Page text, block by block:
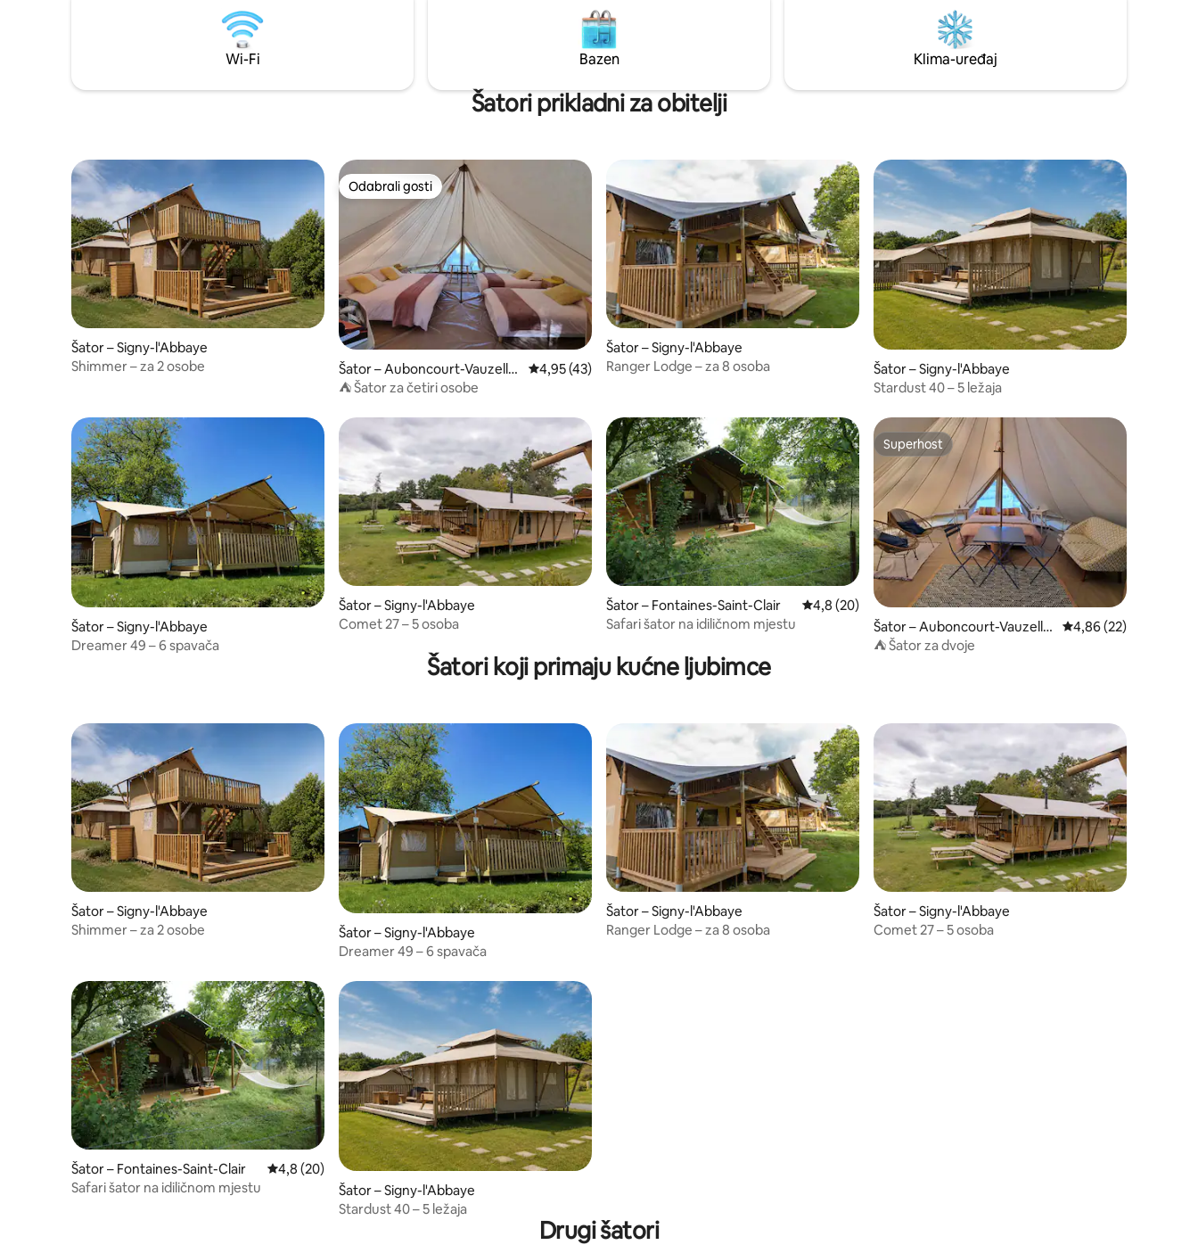
gostima) Privatni 🌳 prolaz do sjenovitog
kutka s pogledom na livadu i konje
bliže prirodi!
Wi-Fi Bazen Klima-uređaj
Šatori prikladni za obitelji
Šator – Signy-l'Abbaye
Shimmer – za 2 osobe
Odabrali gosti
Odabrali gosti
Šator – Auboncourt-Vauzelle
s
Prosječna ocjena: 4,95/5, recenzija: 43
4,95 (43)
⛺ Šator za četiri osobe
Šator – Signy-l'Abbaye
Ranger Lodge – za 8 osoba
Šator – Signy-l'Abbaye
Stardust 40 – 5 ležaja
Šator – Signy-l'Abbaye
Dreamer 49 – 6 spavača
Šator – Signy-l'Abbaye
Comet 27 – 5 osoba
Šator – Fontaines-Saint-Clair Prosječna ocjena: 4,8/5, recenzija: 20
4,8 (20)
Safari šator na idiličnom mjestu
Superhost
Superhost
Šator – Auboncourt-Vauzelle
s
Prosječna ocjena:
4,86 (22)
⛺ Šator za dvoje
Šatori koji primaju kućne ljubimce
Šator – Signy-l'Abbaye
Shimmer – za 2 osobe
Šator – Signy-l'Abbaye
Dreamer 49 – 6 spavača
Šator – Signy-l'Abbaye
Ranger Lodge – za 8 osoba
Šator – Signy-l'Abbaye
Comet 27 – 5 osoba
Šator – Fontaines-Saint-Clair Prosječna ocjena: 4,8/5, recenzija: 20
4,8 (20)
Safari šator na idiličnom mjestu
Šator – Signy-l'Abbaye
Stardust 40 – 5 ležaja
Drugi šatori